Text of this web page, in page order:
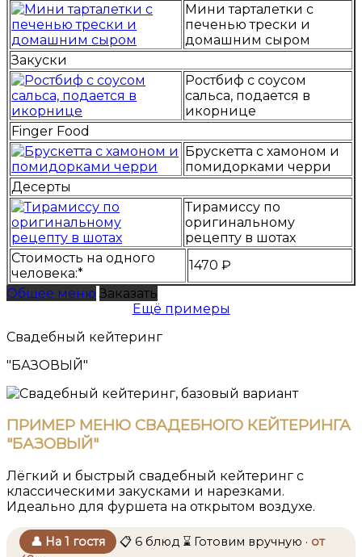
Мини тарталетки с
печенью трески и
домашним сыром
Закуски
Ростбиф с соусом
сальса, подается в
икорнице
Finger Food
Брускетта с хамоном и
помидорками черри
Десерты
Тирамиссу по
оригинальному
рецепту в шотах
Стоимость на одного
человека:*
1470 ₽
Общее меню Заказать
Ещё примеры
Свадебный кейтеринг
"БАЗОВЫЙ"
ПРИМЕР МЕНЮ СВАДЕБНОГО КЕЙТЕРИНГА
"БАЗОВЫЙ"
Лёгкий и быстрый свадебный кейтеринг с
классическими закусками и нарезками.
Идеально для фуршета на открытом воздухе.
👤 На 1 гостя 📋 6 блюд ⌛ Готовим вручную · от